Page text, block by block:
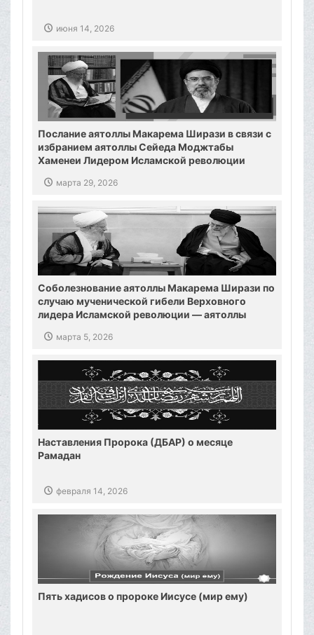
июня 14, 2026
Послание аятоллы Макарема Ширази в связи с
избранием аятоллы Сейеда Моджтабы
Хаменеи Лидером Исламской революции
марта 29, 2026
Соболезнование аятоллы Макарема Ширази по
случаю мученической гибели Верховного
лидера Исламской революции — аятоллы
марта 5, 2026
Наставления Пророка (ДБАР) о месяце
Рамадан
февраля 14, 2026
Пять хадисов о пророке Иисусе (мир ему)